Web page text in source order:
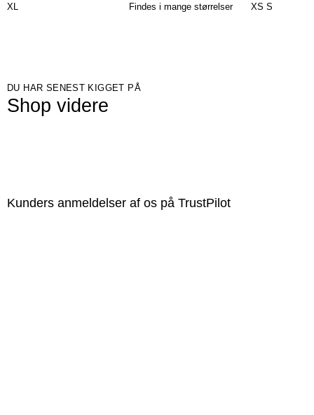
XL
Findes i mange størrelser
XS S
DU HAR SENEST KIGGET PÅ
Shop videre
Kunders anmeldelser af os på TrustPilot